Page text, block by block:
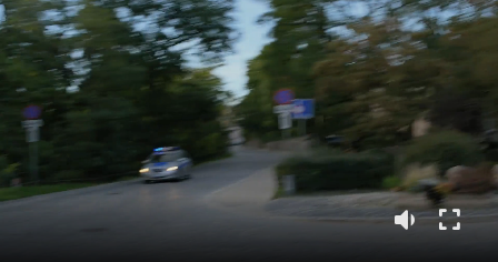
Ojciec Mateusz